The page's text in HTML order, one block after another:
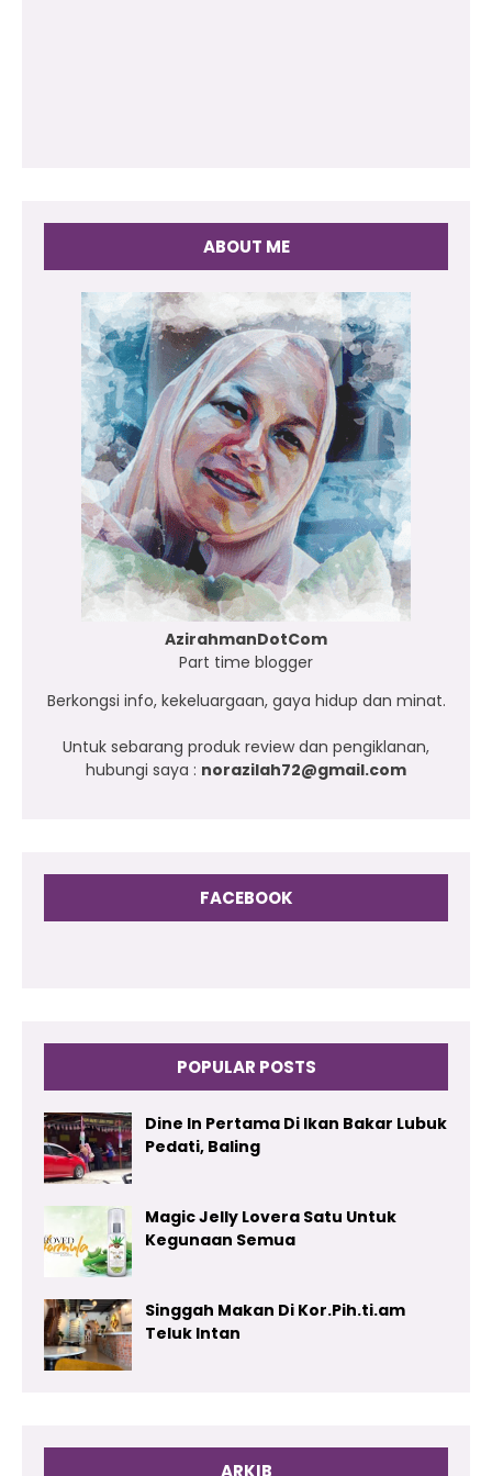
ABOUT ME
AzirahmanDotCom
Part time blogger
Berkongsi info, kekeluargaan, gaya hidup dan minat.
Untuk sebarang produk review dan pengiklanan,
hubungi saya : norazilah72@gmail.com
FACEBOOK
POPULAR POSTS
Dine In Pertama Di Ikan Bakar Lubuk
Pedati, Baling
Magic Jelly Lovera Satu Untuk
Kegunaan Semua
Singgah Makan Di Kor.Pih.ti.am
Teluk Intan
ARKIB